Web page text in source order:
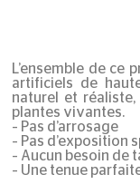
L’ensemble de ce
artificiels de
naturel et réaliste,
plantes vivantes.
– Pas d’arrosage
– Pas d’exposition
– Aucun besoin de
– Une tenue